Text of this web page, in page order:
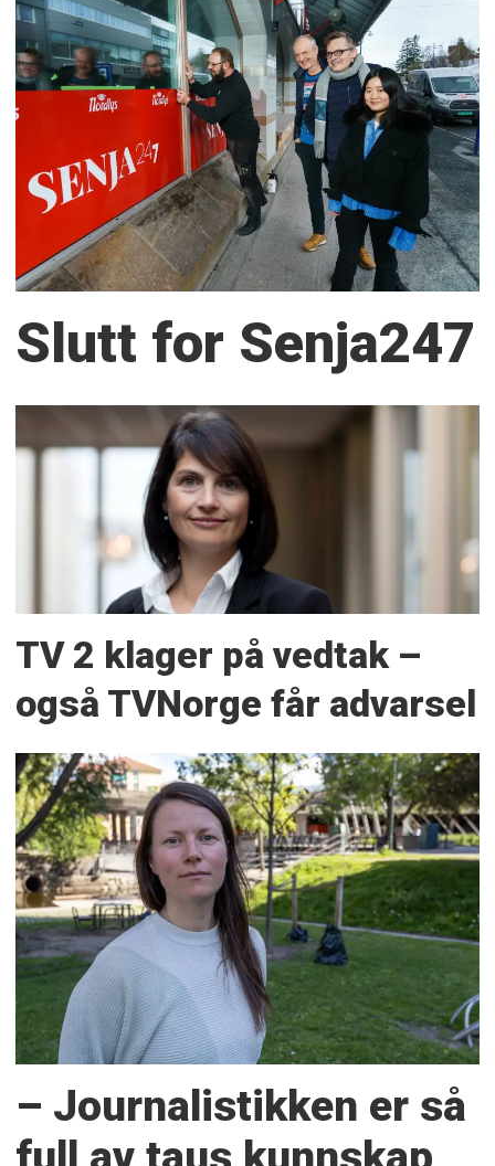
Slutt for Senja247
TV 2 klager på vedtak –
også TVNorge får advarsel
– Journalistikken er så